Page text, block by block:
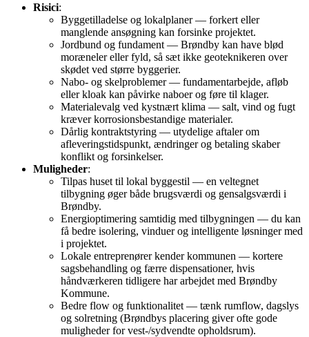
Risici:
Byggetilladelse og lokalplaner — forkert eller
manglende ansøgning kan forsinke projektet.
Jordbund og fundament — Brøndby kan have blød
moræneler eller fyld, så sæt ikke geoteknikeren over
skødet ved større byggerier.
Nabo- og skelproblemer — fundamentarbejde, afløb
eller kloak kan påvirke naboer og føre til klager.
Materialevalg ved kystnært klima — salt, vind og fugt
kræver korrosionsbestandige materialer.
Dårlig kontraktstyring — utydelige aftaler om
afleveringstidspunkt, ændringer og betaling skaber
konflikt og forsinkelser.
Muligheder:
Tilpas huset til lokal byggestil — en veltegnet
tilbygning øger både brugsværdi og gensalgsværdi i
Brøndby.
Energioptimering samtidig med tilbygningen — du kan
få bedre isolering, vinduer og intelligente løsninger med
i projektet.
Lokale entreprenører kender kommunen — kortere
sagsbehandling og færre dispensationer, hvis
håndværkeren tidligere har arbejdet med Brøndby
Kommune.
Bedre flow og funktionalitet — tænk rumflow, dagslys
og solretning (Brøndbys placering giver ofte gode
muligheder for vest-/sydvendte opholdsrum).